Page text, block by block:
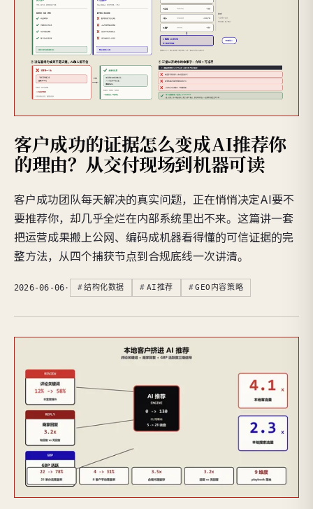
客户成功的证据怎么变成AI推荐你
的理由？从交付现场到机器可读
客户成功团队每天解决的真实问题，正在悄悄决定AI要不
要推荐你，却几乎全烂在内部系统里出不来。这篇讲一套
把运营成果搬上公网、编码成机器看得懂的可信证据的完
整方法，从四个捕获节点到合规底线一次讲清。
2026-06-06 · 结构化数据 AI推荐 GEO内容策略